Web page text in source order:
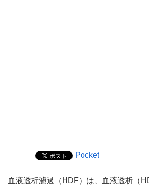
Pocket
血液透析濾過（HDF）は、血液透析（